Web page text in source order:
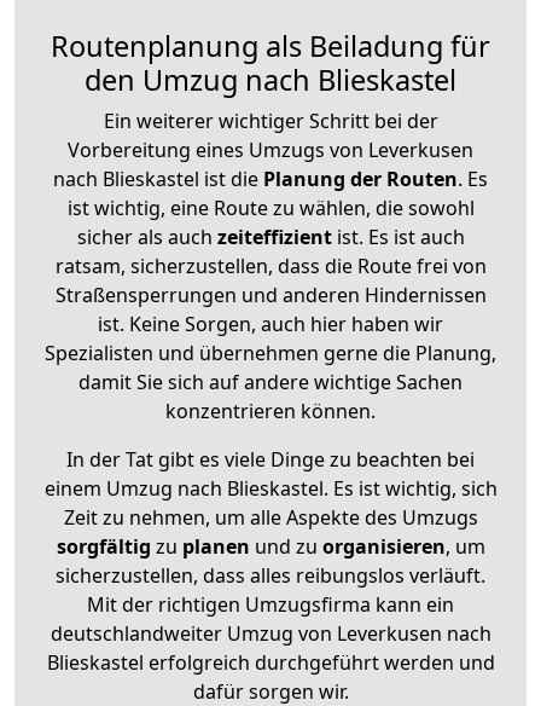
Routenplanung als Beiladung für
den Umzug nach Blieskastel
Ein weiterer wichtiger Schritt bei der
Vorbereitung eines Umzugs von Leverkusen
nach Blieskastel ist die Planung der Routen. Es
ist wichtig, eine Route zu wählen, die sowohl
sicher als auch zeiteffizientist. Es ist auch
ratsam, sicherzustellen, dass die Route frei von
Straßensperrungen und anderen Hindernissen
ist. Keine Sorgen, auch hier haben wir
Spezialisten und übernehmen gerne die Planung,
damit Sie sich auf andere wichtige Sachen
konzentrieren können.
In der Tat gibt es viele Dinge zu beachten bei
einem Umzug nach Blieskastel. Es ist wichtig, sich
Zeit zu nehmen, um alle Aspekte des Umzugs
sorgfältig zu planen und zu organisieren, um
sicherzustellen, dass alles reibungslos verläuft.
Mit der richtigen Umzugsfirma kann ein
deutschlandweiter Umzug von Leverkusen nach
Blieskastel erfolgreich durchgeführt werden und
dafür sorgen wir.